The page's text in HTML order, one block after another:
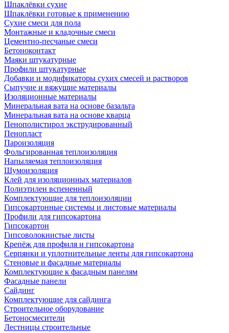
Шпаклёвки сухие
Шпаклёвки готовые к применению
Сухие смеси для пола
Монтажные и кладочные смеси
Цементно-песчаные смеси
Бетоноконтакт
Маяки штукатурные
Профили штукатурные
Добавки и модификаторы сухих смесей и растворов
Сыпучие и вяжущие материалы
Изоляционные материалы
Минеральная вата на основе базальта
Минеральная вата на основе кварца
Пенополистирол экструдированный
Пенопласт
Пароизоляция
Фольгированная теплоизоляция
Напыляемая теплоизоляция
Шумоизоляция
Клей для изоляционных материалов
Полиэтилен вспененный
Комплектующие для теплоизоляции
Гипсокартонные системы и листовые материалы
Профили для гипсокартона
Гипсокартон
Гипсоволокнистые листы
Крепёж для профиля и гипсокартона
Серпянки и уплотнительные ленты для гипсокартона
Стеновые и фасадные материалы
Комплектующие к фасадным панелям
Фасадные панели
Сайдинг
Комплектующие для сайдинга
Строительное оборудование
Бетоносмесители
Лестницы строительные